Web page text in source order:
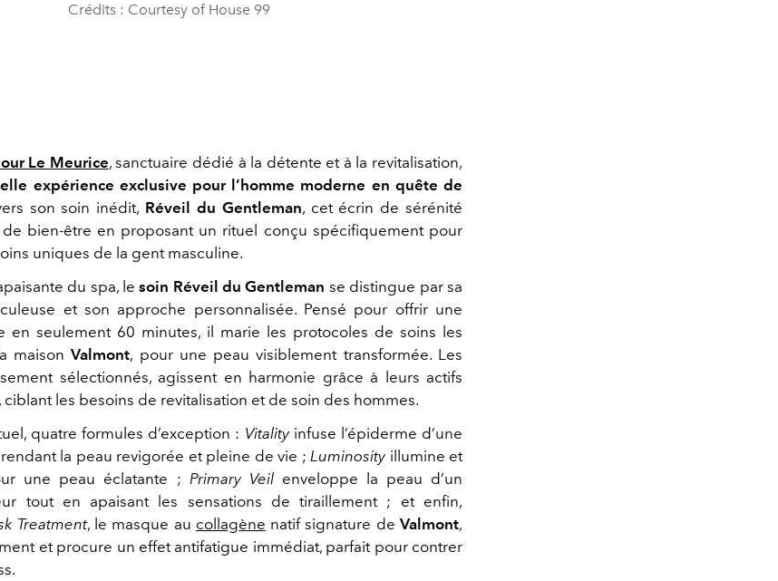
Crédits : Courtesy of House 99
Le Meurice, sanctuaire dédié à la détente et à la revitalisation,
expérience exclusive pour l’homme moderne en quête de
son soin inédit, Réveil du Gentleman, cet écrin de sérénité
bien-être en proposant un rituel conçu spécifiquement pour
uniques de la gent masculine.
du spa, le soin Réveil du Gentleman se distingue par sa
et son approche personnalisée. Pensé pour offrir une
en seulement 60 minutes, il marie les protocoles de soins les
maisonValmont, pour une peau visiblement transformée. Les
sélectionnés, agissent en harmonie grâce à leurs actifs
les besoins de revitalisation et de soin des hommes.
quatre formules d’exception : Vitalityinfuse l’épiderme d’une
la peau revigorée et pleine de vie ;Luminosityillumine et
une peau éclatante ; Primary Veilenveloppe la peau d’un
tout en apaisant les sensations de tiraillement ; et enfin,
Treatment, le masque au collagène natif signature deValmont,
et procure un effet antifatigue immédiat, parfait pour contrer